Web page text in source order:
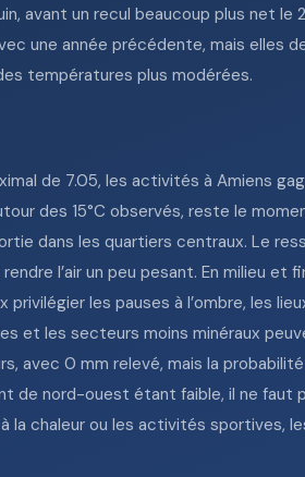
avant un recul beaucoup plus net
une année précédente, mais elles
températures plus modérées.
de 7.05, les activités à Amiens
des 15°C observés, reste le
dans les quartiers centraux. Le
l’air un peu pesant. En milieu et
les pauses à l’ombre, les
et les secteurs moins minéraux
avec 0 mm relevé, mais la
de nord-ouest étant faible, il ne faut
chaleur ou les activités sportives,